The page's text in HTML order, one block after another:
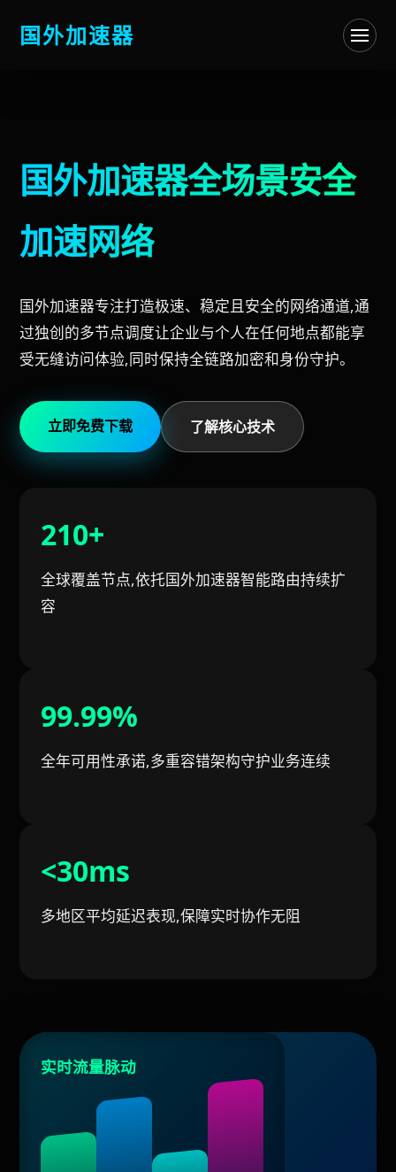
国外加速器
国外加速器全场景安全
加速网络
国外加速器专注打造极速、稳定且安全的网络通道,通
过独创的多节点调度让企业与个人在任何地点都能享
受无缝访问体验,同时保持全链路加密和身份守护。
立即免费下载 了解核心技术
210+
全球覆盖节点,依托国外加速器智能路由持续扩
容
99.99%
全年可用性承诺,多重容错架构守护业务连续
<30ms
多地区平均延迟表现,保障实时协作无阻
实时流量脉动